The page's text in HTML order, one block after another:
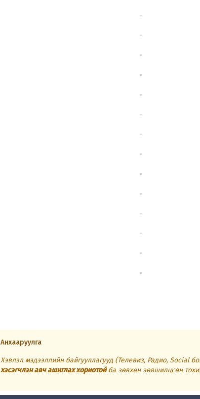
Анхааруулга
Хэвлэл мэдээллийн байгууллагууд (Телевиз, Радио, Social
хэсэгчлэн авч ашиглах хориотойба зөвхөн зөвшилцсөн